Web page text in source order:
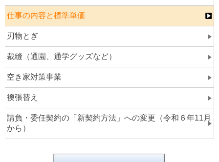
仕事の内容と標準単価
刃物とぎ
裁縫（通園、通学グッズなど）
空き家対策事業
襖張替え
請負・委任契約の「新契約方法」への変更（令和６年11月
から）